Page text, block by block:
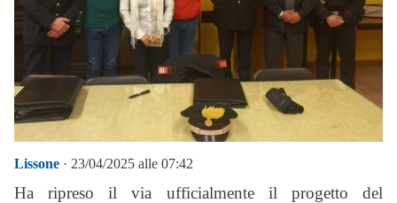
Lissone · 23/04/2025 alle 07:42
Ha ripreso il via ufficialmente il progetto del